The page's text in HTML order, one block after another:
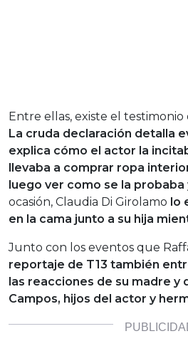
Entre ellas, existe el testimonio
La cruda declaración detalla
explica cómo el actor la
llevaba a comprar ropa
luego ver como se la probaba
ocasión, Claudia Di Girolamo lo
en la cama junto a su hija
Junto con los eventos que
reportaje de T13 también
las reacciones de su madre y
Campos, hijos del actor y